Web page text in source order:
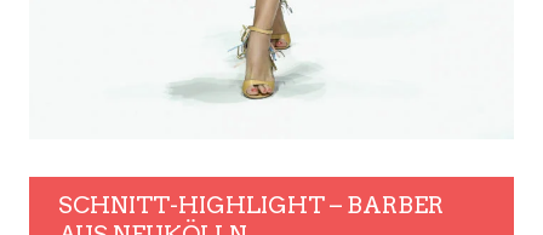
SCHNITT-HIGHLIGHT – BARBER